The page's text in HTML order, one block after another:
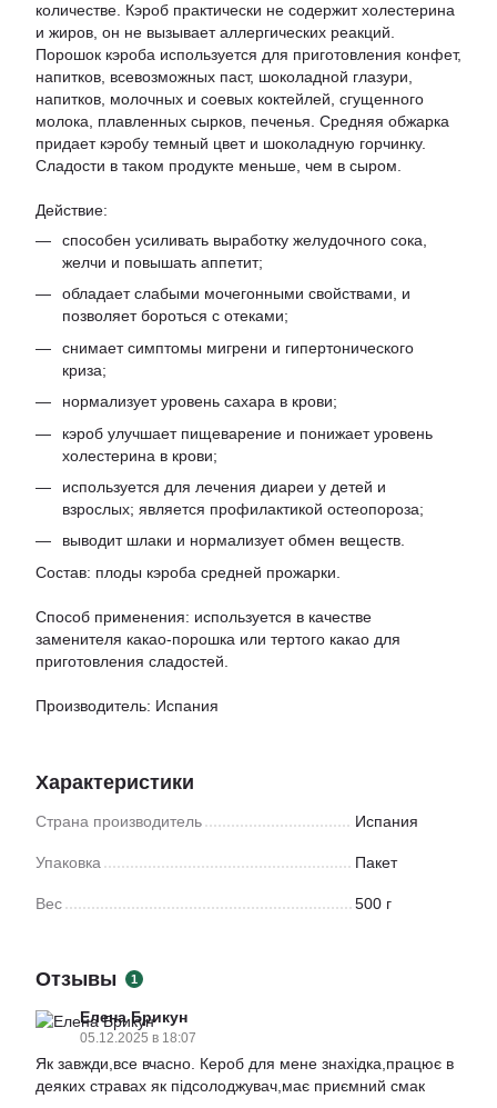
количестве. Кэроб практически не содержит холестерина
и жиров, он не вызывает аллергических реакций.
Порошок кэроба используется для приготовления конфет,
напитков, всевозможных паст, шоколадной глазури,
напитков, молочных и соевых коктейлей, сгущенного
молока, плавленных сырков, печенья. Средняя обжарка
придает кэробу темный цвет и шоколадную горчинку.
Сладости в таком продукте меньше, чем в сыром.
Действие:
способен усиливать выработку желудочного сока,
желчи и повышать аппетит;
обладает слабыми мочегонными свойствами, и
позволяет бороться с отеками;
снимает симптомы мигрени и гипертонического
криза;
нормализует уровень сахара в крови;
кэроб улучшает пищеварение и понижает уровень
холестерина в крови;
используется для лечения диареи у детей и
взрослых; является профилактикой остеопороза;
выводит шлаки и нормализует обмен веществ.
Состав: плоды кэроба средней прожарки.
Способ применения: используется в качестве
заменителя какао-порошка или тертого какао для
приготовления сладостей.
Производитель: Испания
Характеристики
Страна производитель Испания
Упаковка Пакет
Вес 500 г
Отзывы 1
Елена Брикун
05.12.2025 в 18:07
Як завжди,все вчасно. Кероб для мене знахідка,працює в
деяких стравах як підсолоджувач,має приємний смак